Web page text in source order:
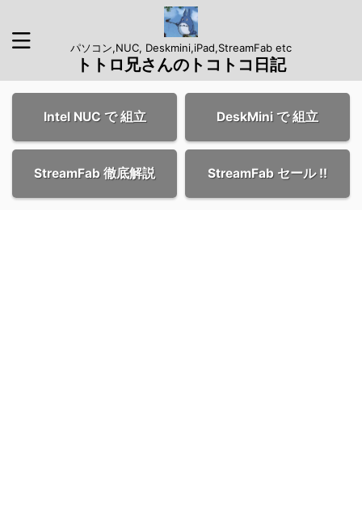
パソコン,NUC, Deskmini,iPad,StreamFab etc
トトロ兄さんのトコトコ日記
Intel NUC で 組立 DeskMini で 組立
StreamFab 徹底解説 StreamFab セール !!